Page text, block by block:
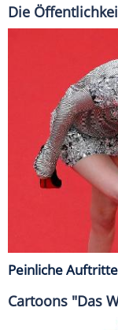
Die
Peinliche
Cartoons "Das